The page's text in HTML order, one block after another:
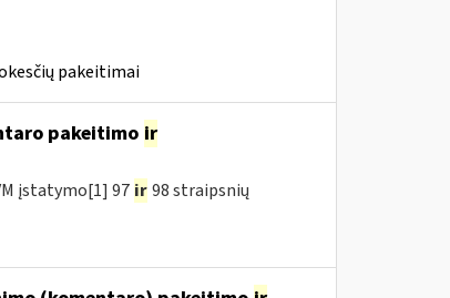
pakeitimai
pakeitimo ir
įstatymo[1] 97 ir 98 straipsnių